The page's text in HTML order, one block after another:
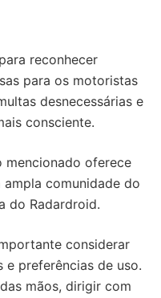
reconhecer
para os motoristas
desnecessárias e
consciente.
mencionado oferece
comunidade do
do Radardroid.
considerar
e preferências de uso.
mãos, dirigir com